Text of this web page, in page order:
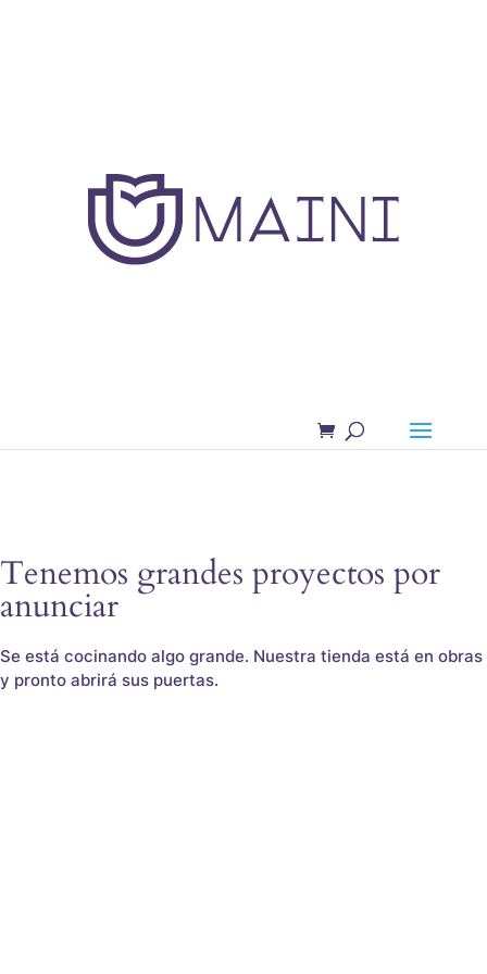
Tenemos grandes proyectos por
anunciar
Se está cocinando algo grande. Nuestra tienda está en obras
y pronto abrirá sus puertas.